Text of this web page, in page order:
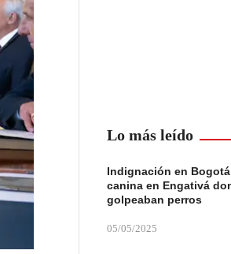
Lo más leído
Indignación en
canina en Engativá
golpeaban perros
05/05/2025